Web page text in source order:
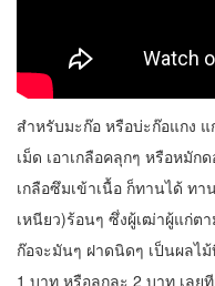
สำหรับมะก๊อ หรือบ่ะก๊อแกง แ
เม็ด เอาเกลือคลุกๆ หรือหมัก
เกลือซึมเข้าเนื้อ ก็ทานได้ ท
เหนียว)ร้อนๆ ซึ่งผู้เฒ่าผู้แก่
ก๊อจะมันๆ ฝาดนิดๆ เป็นผลไ
1 บาท หรือลูกละ 2 บาท เล